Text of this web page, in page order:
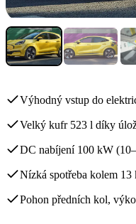
Výhodný vstup do
Velký kufr 523 l díky
DC nabíjení 100 kW
Nízká spotřeba kolem
Pohon předních kol,